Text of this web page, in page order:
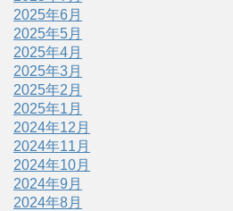
2025年6月
2025年5月
2025年4月
2025年3月
2025年2月
2025年1月
2024年12月
2024年11月
2024年10月
2024年9月
2024年8月